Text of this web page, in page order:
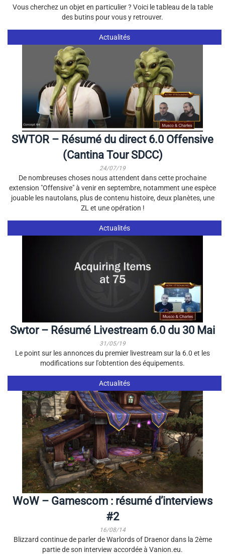
Vous cherchez un objet en particulier ? Voici le tableau de la table
des butins pour vous y retrouver.
Actualités
SWTOR – Résumé du direct 6.0 Offensive
(Cantina Tour SDCC)
24/07/19
De nombreuses choses nous attendent dans cette prochaine
extension "Offensive" à venir en septembre, notamment une espèce
jouable les nautolans, plus de contenu histoire, deux planètes, une
ZL et une opération !
Actualités
Swtor – Résumé Livestream 6.0 du 30 Mai
31/05/19
Le point sur les annonces du premier livestream sur la 6.0 et les
modifications sur l'obtention des équipements.
Actualités
WoW – Gamescom : résumé d’interviews
#2
16/08/14
Blizzard continue de parler de Warlords of Draenor dans la 2ème
partie de son interview accordée à Vanion.eu.